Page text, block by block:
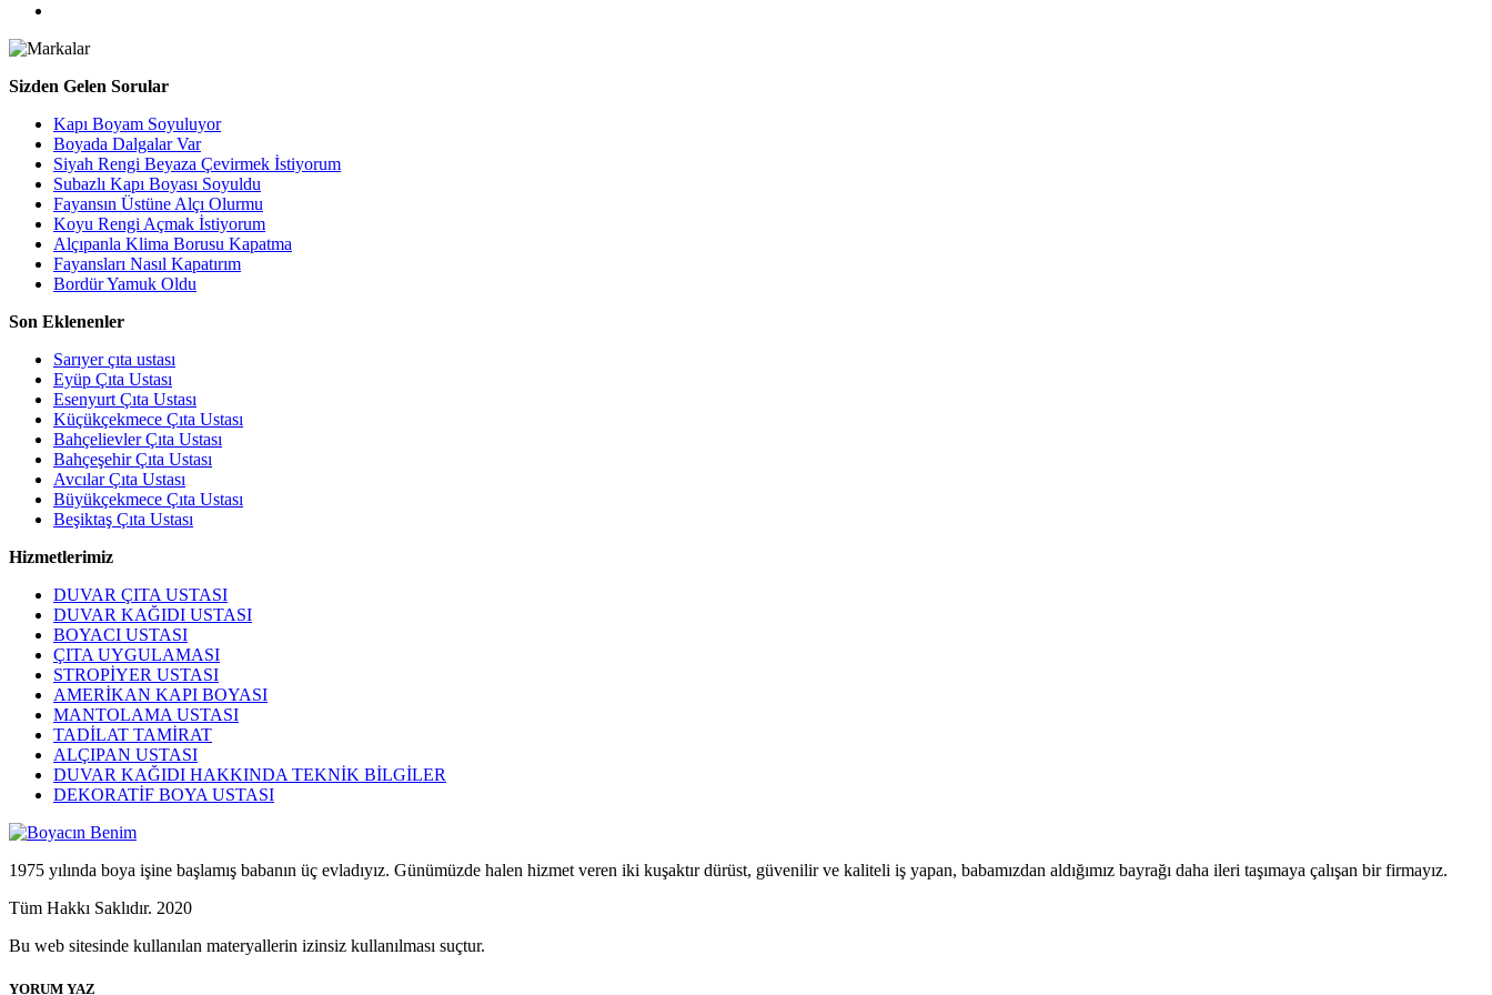
Sizden Gelen Sorular
Kapı Boyam Soyuluyor
Boyada Dalgalar Var
Siyah Rengi Beyaza Çevirmek İstiyorum
Subazlı Kapı Boyası Soyuldu
Fayansın Üstüne Alçı Olurmu
Koyu Rengi Açmak İstiyorum
Alçıpanla Klima Borusu Kapatma
Fayansları Nasıl Kapatırım
Bordür Yamuk Oldu
Son Eklenenler
Sarıyer çıta ustası
Eyüp Çıta Ustası
Esenyurt Çıta Ustası
Küçükçekmece Çıta Ustası
Bahçelievler Çıta Ustası
Bahçeşehir Çıta Ustası
Avcılar Çıta Ustası
Büyükçekmece Çıta Ustası
Beşiktaş Çıta Ustası
Hizmetlerimiz
DUVAR ÇITA USTASI
DUVAR KAĞIDI USTASI
BOYACI USTASI
ÇITA UYGULAMASI
STROPİYER USTASI
AMERİKAN KAPI BOYASI
MANTOLAMA USTASI
TADİLAT TAMİRAT
ALÇIPAN USTASI
DUVAR KAĞIDI HAKKINDA TEKNİK BİLGİLER
DEKORATİF BOYA USTASI
1975 yılında boya işine başlamış babanın üç evladıyız. Günümüzde halen hizmet veren iki kuşaktır dürüst, güvenilir ve kaliteli iş yapan, babamızdan aldığımız bayrağı daha ileri taşımaya çalışan bir firmayız.
Tüm Hakkı Saklıdır. 2020
Bu web sitesinde kullanılan materyallerin izinsiz kullanılması suçtur.
YORUM YAZ